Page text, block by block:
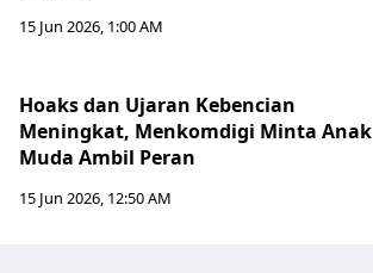
15 Jun 2026, 1:00 AM
Hoaks dan Ujaran Kebencian
Meningkat, Menkomdigi Minta Anak
Muda Ambil Peran
15 Jun 2026, 12:50 AM